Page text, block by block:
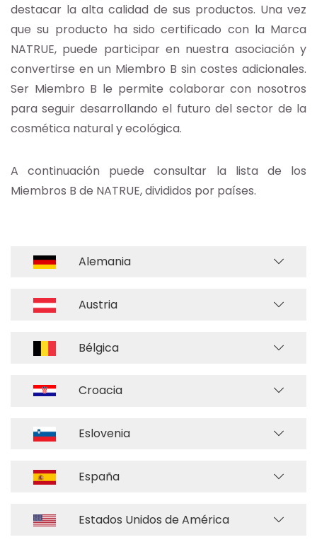
destacar la alta calidad de sus productos. Una vez
que su producto ha sido certificado con la Marca
NATRUE, puede participar en nuestra asociación y
convertirse en un Miembro B sin costes adicionales.
Ser Miembro B le permite colaborar con nosotros
para seguir desarrollando el futuro del sector de la
cosmética natural y ecológica.
A continuación puede consultar la lista de los
Miembros B de NATRUE, divididos por países.
Alemania
Austria
Bélgica
Croacia
Eslovenia
España
Estados Unidos de América